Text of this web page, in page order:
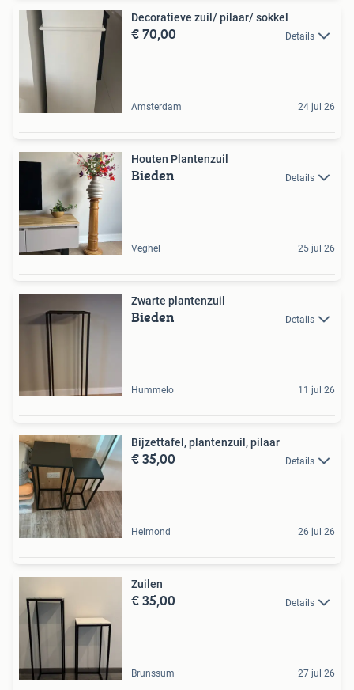
Decoratieve zuil/ pilaar/ sokkel
€ 70,00 Details
Amsterdam 24 jul 26
Houten Plantenzuil
Bieden Details
Veghel 25 jul 26
Zwarte plantenzuil
Bieden Details
Hummelo 11 jul 26
Bijzettafel, plantenzuil, pilaar
€ 35,00 Details
Helmond 26 jul 26
Zuilen
€ 35,00 Details
Brunssum 27 jul 26